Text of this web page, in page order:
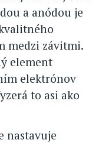
a anódou je
medzi závitmi.
element
elektrónov
to asi ako
nastavuje